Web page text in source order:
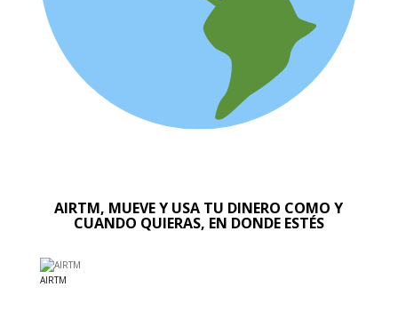
AIRTM, MUEVE Y USA TU DINERO COMO Y
CUANDO QUIERAS, EN DONDE ESTÉS
AIRTM